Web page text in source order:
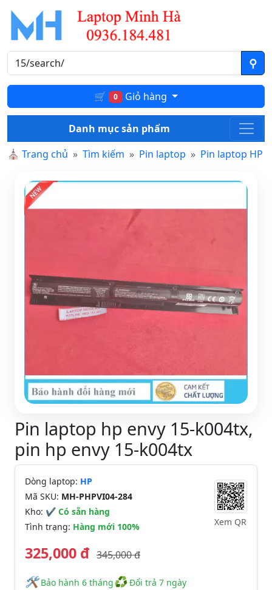
🛒 0 Giỏ hàng
Danh mục sản phẩm
⛪ Trang chủ Tìm kiếm Pin laptop Pin laptop HP
Pin laptop hp envy 15-k004tx,
pin hp envy 15-k004tx
Dòng laptop: HP
Mã SKU: MH-PHPVI04-284
Kho: ✔ Có sẵn hàng
Tình trạng: Hàng mới 100% Xem QR
325,000 đ 345,000 đ
🛠️️ Bảo hành 6 tháng♻Đổi trả 7 ngày